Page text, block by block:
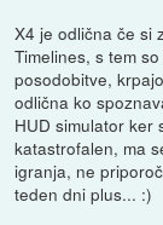
X4 je odlična če si
Timelines, s tem
posodobitve,
odlična ko
HUD simulator ker
katastrofalen, ma
igranja, ne
teden dni plus... :)